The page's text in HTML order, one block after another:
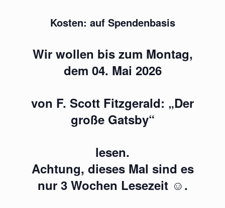
Kosten: auf Spendenbasis
Wir wollen bis zum Montag,
dem 04. Mai 2026
von F. Scott Fitzgerald: „Der
große Gatsby“
lesen.
Achtung, dieses Mal sind es
nur 3 Wochen Lesezeit ☺.